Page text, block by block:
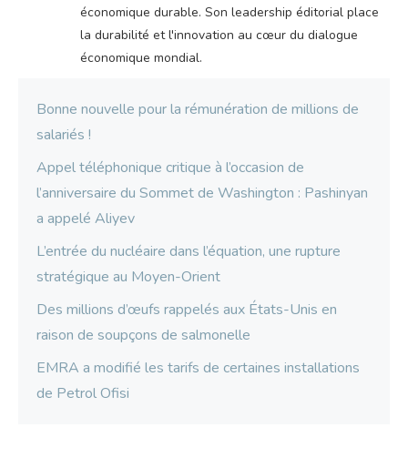
économique durable. Son leadership éditorial place
la durabilité et l'innovation au cœur du dialogue
économique mondial.
Bonne nouvelle pour la rémunération de millions de
salariés !
Appel téléphonique critique à l’occasion de
l’anniversaire du Sommet de Washington : Pashinyan
a appelé Aliyev
L’entrée du nucléaire dans l’équation, une rupture
stratégique au Moyen-Orient
Des millions d’œufs rappelés aux États-Unis en
raison de soupçons de salmonelle
EMRA a modifié les tarifs de certaines installations
de Petrol Ofisi